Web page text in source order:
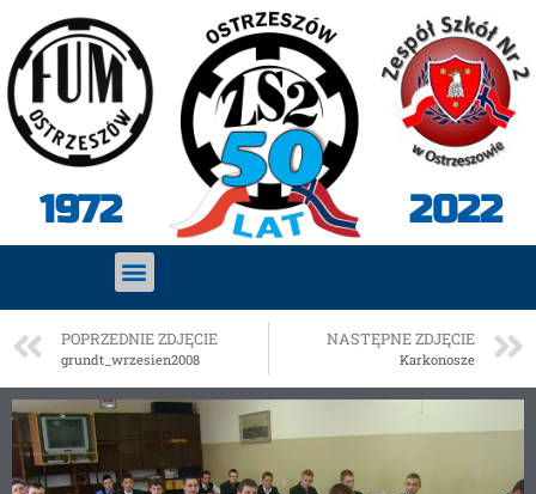
1972 2022
POPRZEDNIE ZDJĘCIE
grundt_wrzesien2008
NASTĘPNE ZDJĘCIE
Karkonosze